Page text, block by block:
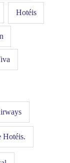
Hotéis
Hotéis.